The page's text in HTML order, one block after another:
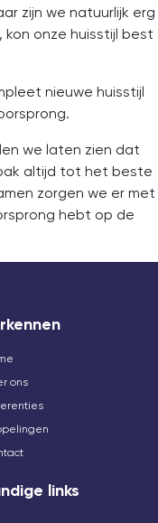
zijn we natuurlijk erg
kon onze huisstijl best
nieuwe huisstijl
we laten zien dat
altijd tot het beste
zorgen we er met
hebt op de
ons
links